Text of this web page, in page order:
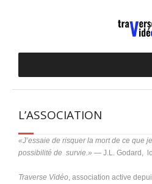
L’ASSOCIATION
«J’essaie de risquer la mort de ce que
possibilité de survie.» — J.L. Godard,
Traverse Vidéo, association active